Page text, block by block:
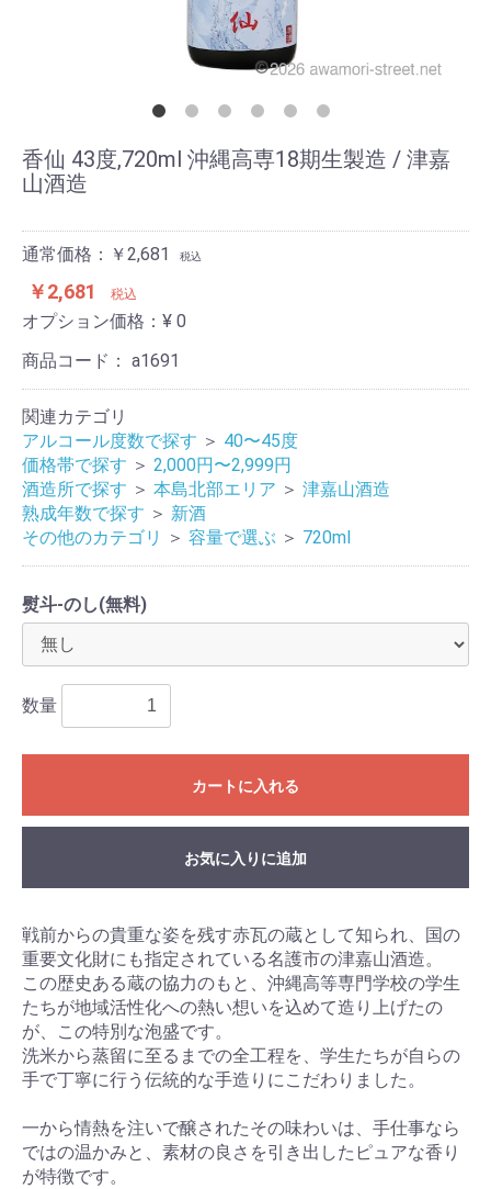
香仙 43度,720ml 沖縄高専18期生製造 / 津嘉
山酒造
通常価格：￥2,681 税込
￥2,681 税込
オプション価格：¥ 0
商品コード： a1691
関連カテゴリ
アルコール度数で探す ＞ 40〜45度
価格帯で探す ＞ 2,000円〜2,999円
酒造所で探す ＞ 本島北部エリア ＞ 津嘉山酒造
熟成年数で探す ＞ 新酒
その他のカテゴリ
＞ 容量で選ぶ ＞ 720ml
熨斗-のし(無料)
数量
カートに入れる
お気に入りに追加
戦前からの貴重な姿を残す赤瓦の蔵として知られ、国の
重要文化財にも指定されている名護市の津嘉山酒造。
この歴史ある蔵の協力のもと、沖縄高等専門学校の学生
たちが地域活性化への熱い想いを込めて造り上げたの
が、この特別な泡盛です。
洗米から蒸留に至るまでの全工程を、学生たちが自らの
手で丁寧に行う伝統的な手造りにこだわりました。
一から情熱を注いで醸されたその味わいは、手仕事なら
ではの温かみと、素材の良さを引き出したピュアな香り
が特徴です。